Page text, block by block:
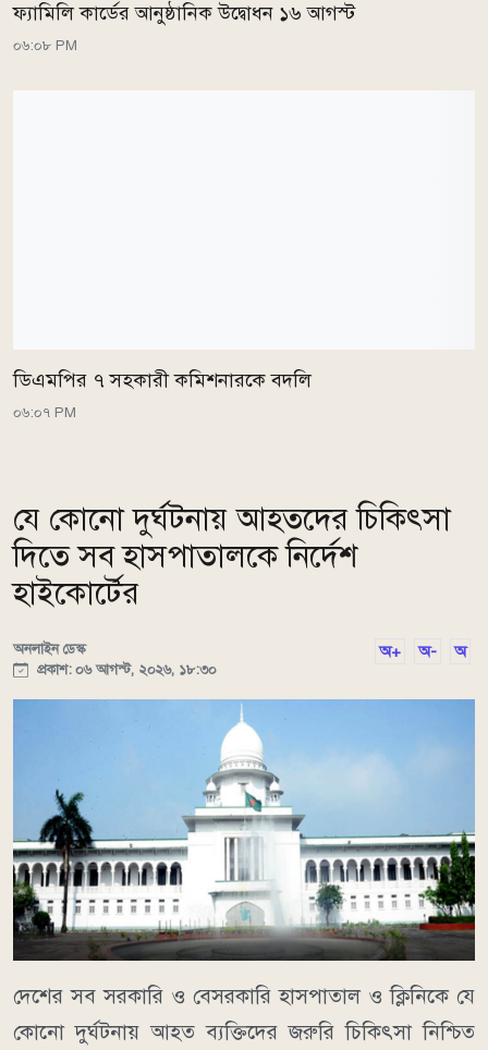
ফ্যামিলি কার্ডের আনুষ্ঠানিক উদ্বোধন ১৬ আগস্ট
০৬:০৮ PM
ডিএমপির ৭ সহকারী কমিশনারকে বদলি
০৬:০৭ PM
যে কোনো দুর্ঘটনায় আহতদের চিকিৎসা
দিতে সব হাসপাতালকে নির্দেশ
হাইকোর্টের
অনলাইন ডেস্ক
প্রকাশ: ০৬ আগস্ট, ২০২৬, ১৮:৩০
অ+ অ- অ
দেশের সব সরকারি ও বেসরকারি হাসপাতাল ও ক্লিনিকে যে
কোনো দুর্ঘটনায় আহত ব্যক্তিদের জরুরি চিকিৎসা নিশ্চিত